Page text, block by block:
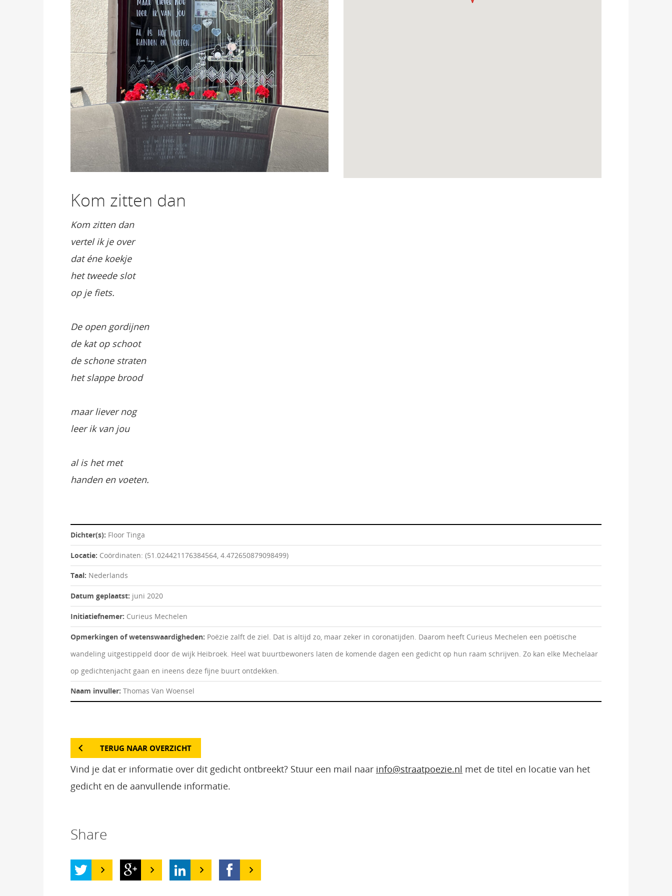
Kom zitten dan
Kom zitten dan
vertel ik je over
dat éne koekje
het tweede slot
op je fiets.
De open gordijnen
de kat op schoot
de schone straten
het slappe brood
maar liever nog
leer ik van jou
al is het met
handen en voeten.
Dichter(s): Floor Tinga
Locatie: Coördinaten: (51.024421176384564, 4.472650879098499)
Taal: Nederlands
Datum geplaatst: juni 2020
Initiatiefnemer: Curieus Mechelen
Opmerkingen of wetenswaardigheden: Poëzie zalft de ziel. Dat is altijd zo, maar zeker in coronatijden. Daarom heeft Curieus Mechelen een poëtische
wandeling uitgestippeld door de wijk Heibroek. Heel wat buurtbewoners laten de komende dagen een gedicht op hun raam schrijven. Zo kan elke Mechelaar
op gedichtenjacht gaan en ineens deze fijne buurt ontdekken.
Naam invuller: Thomas Van Woensel
TERUG NAAR OVERZICHT
Vind je dat er informatie over dit gedicht ontbreekt? Stuur een mail naar info@straatpoezie.nl met de titel en locatie van het
gedicht en de aanvullende informatie.
Share